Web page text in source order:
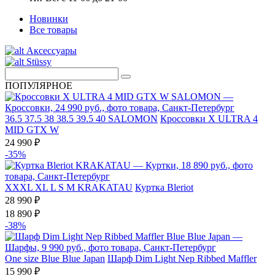
Новинки
Все товары
Аксессуары
Stüssy
ПОПУЛЯРНОЕ
36.5 37.5 38 38.5 39.5 40 SALOMON Кроссовки X ULTRA 4
MID GTX W
24 990 ₽
-35%
XXXL XL L S M KRAKATAU Куртка Bleriot
28 990 ₽
18 890 ₽
-38%
One size Blue Blue Japan Шарф Dim Light Nep Ribbed Maffler
15 990 ₽